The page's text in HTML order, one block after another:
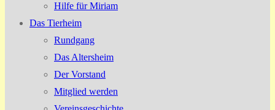
Hilfe für Miriam
Das Tierheim
Rundgang
Das Altersheim
Der Vorstand
Mitglied werden